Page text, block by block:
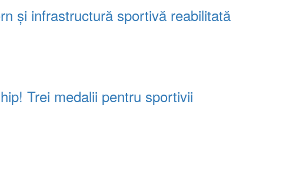
și infrastructură sportivă reabilitată
Trei medalii pentru sportivii